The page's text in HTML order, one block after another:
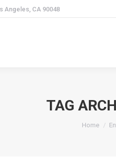
Angeles, CA 90048
TAG
You are
Home